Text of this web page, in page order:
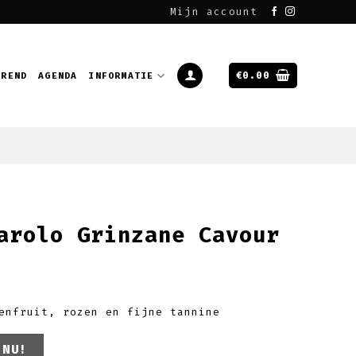
Mijn account
AGENDA INFORMATIE €0.00
Grinzane Cavour
rozen en fijne tannine
Cavour aantal